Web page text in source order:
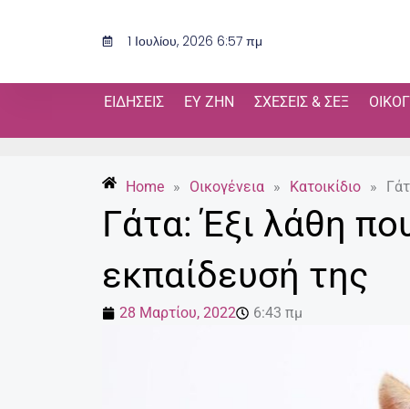
1 Ιουλίου, 2026 6:57 πμ
ΕΙΔΉΣΕΙΣ ΕΥ ΖΗΝ ΣΧΈΣΕΙΣ & ΣΕΞ
Home » Οικογένεια » Κατοικίδιο »
Γάτα: Έξι λάθη
εκπαίδευσή της
28 Μαρτίου, 2022 6:43 πμ